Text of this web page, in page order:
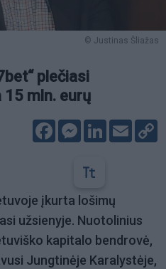
© Justinas Šliažas
plečiasi
mln. eurų
FacebookMessenger
LinkedIn
Email
įkurta lošimų
užsienyje. Nuotolinius
kapitalo bendrovė,
Jungtinėje Karalystėje,